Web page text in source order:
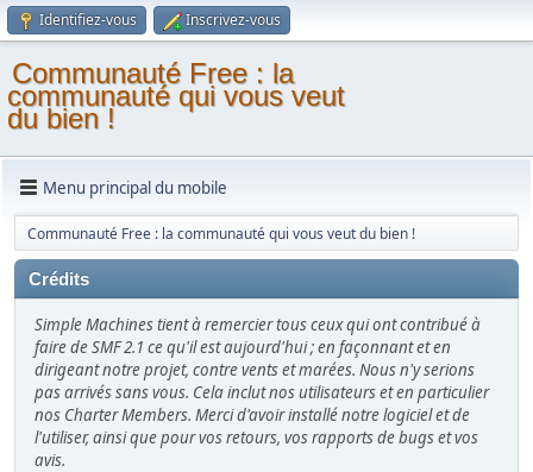
Identifiez-vous Inscrivez-vous
Communauté Free : la
communauté qui vous veut
du bien !
Menu principal du mobile
Communauté Free : la communauté qui vous veut du bien !
Crédits
Simple Machines tient à remercier tous ceux qui ont contribué à
faire de SMF 2.1 ce qu'il est aujourd'hui ; en façonnant et en
dirigeant notre projet, contre vents et marées. Nous n'y serions
pas arrivés sans vous. Cela inclut nos utilisateurs et en particulier
nos Charter Members. Merci d'avoir installé notre logiciel et de
l'utiliser, ainsi que pour vos retours, vos rapports de bugs et vos
avis.